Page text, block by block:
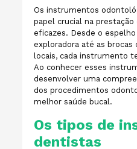
Os instrumentos
papel crucial na
eficazes. Desde o
exploradora até as
locais, cada instrumento
Ao conhecer esses
desenvolver uma
dos procedimentos
melhor saúde bucal.
Os tipos de
dentistas